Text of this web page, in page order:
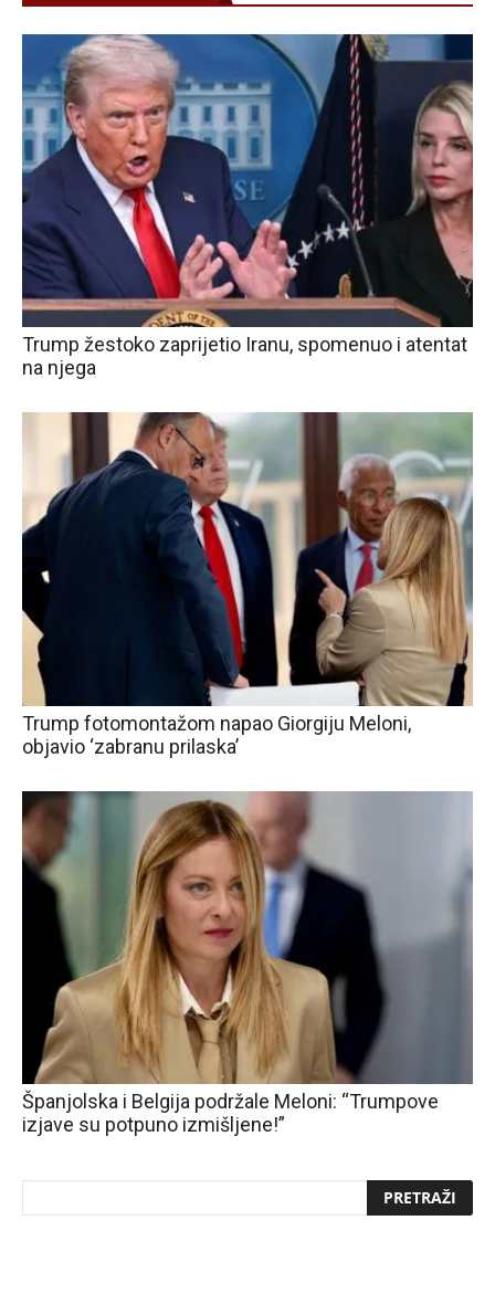
Trump žestoko zaprijetio Iranu, spomenuo i atentat
na njega
Trump fotomontažom napao Giorgiju Meloni,
objavio ‘zabranu prilaska’
Španjolska i Belgija podržale Meloni: “Trumpove
izjave su potpuno izmišljene!”